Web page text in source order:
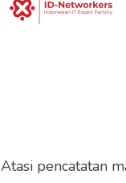
Atasi pencatatan